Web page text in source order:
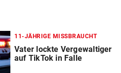
11-JÄHRIGE MISSBRAUCHT
Vater lockte Vergewaltiger
auf TikTok in Falle